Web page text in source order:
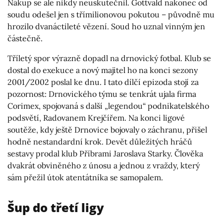
Nákup se ale nikdy neuskutečnil. Gottvald nakonec od
soudu odešel jen s třímilionovou pokutou – původně mu
hrozilo dvanáctileté vězení. Soud ho uznal vinným jen
částečně.
Tříletý spor výrazně dopadl na drnovický fotbal. Klub se
dostal do exekuce a nový majitel ho na konci sezony
2001/2002 poslal ke dnu. I tato dílčí epizoda stojí za
pozornost: Drnovického týmu se tenkrát ujala firma
Corimex, spojovaná s další „legendou“ podnikatelského
podsvětí, Radovanem Krejčířem. Na konci ligové
soutěže, kdy ještě Drnovice bojovaly o záchranu, přišel
hodně nestandardní krok. Devět důležitých hráčů
sestavy prodal klub Příbrami Jaroslava Starky. Člověka
dvakrát obviněného z únosu a jednou z vraždy, který
sám přežil útok atentátníka se samopalem.
Šup do třetí ligy